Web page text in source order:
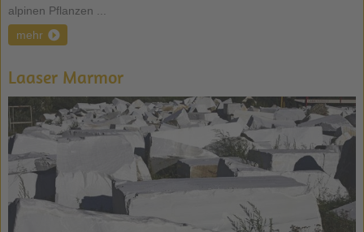
alpinen Pflanzen ...
mehr
Laaser Marmor